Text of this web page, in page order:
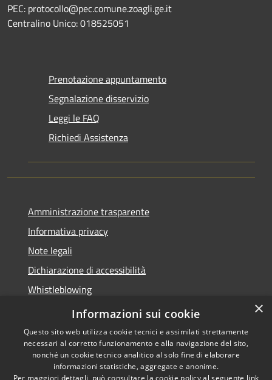
PEC: protocollo@pec.comune.zoagli.ge.it
Centralino Unico: 018525051
Prenotazione appuntamento
Segnalazione disservizio
Leggi le FAQ
Richiedi Assistenza
Amministrazione trasparente
Informativa privacy
Note legali
Dichiarazione di accessibilità
Whistleblowing
Piano di miglioramento dei servizi
Copyright © 2026 • Comune di
×
Informazioni sui cookie
Questo sito web utilizza cookie tecnici e assimilati strettamente
necessari al corretto funzionamento e alla navigazione del sito,
nonché un cookie tecnico analitico al solo fine di elaborare
informazioni statistiche, aggregate e anonime.
Per maggiori dettagli, può consultare la cookie policy al seguente link